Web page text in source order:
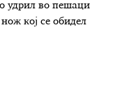
удрил во пешаци
кој се обидел